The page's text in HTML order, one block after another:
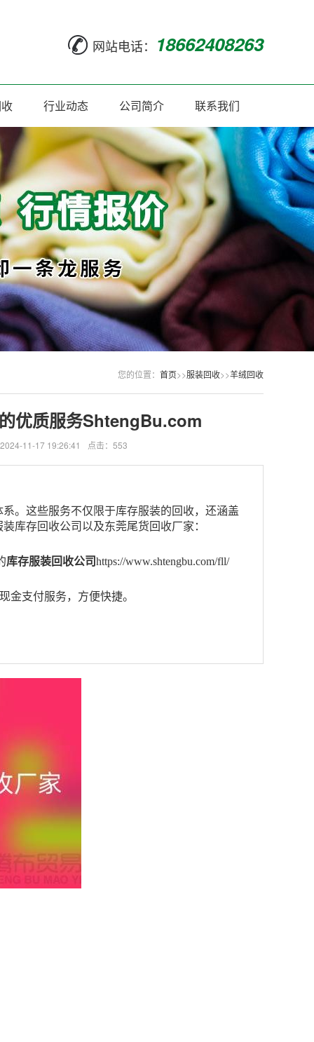
网站电话： 18662408263
行业动态 公司简介 联系我们
您的位置： 首页>>服装回收>>羊绒回收
优质服务ShtengBu.com
11-17 19:26:41 点击：553
。这些服务不仅限于库存服装的回收，还涵盖
库存回收公司以及东莞尾货回收厂家：
库存服装回收公司https://www.shtengbu.com/fll/
金支付服务，方便快捷。